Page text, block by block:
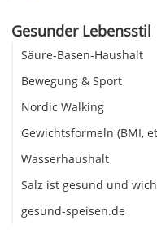
Gesunder Lebensstil
Säure-Basen-Haushalt
Bewegung & Sport
Nordic Walking
Gewichtsformeln (BMI,
Wasserhaushalt
Salz ist gesund und
gesund-speisen.de